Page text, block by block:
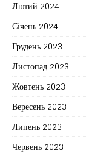
Лютий 2024
Січень 2024
Грудень 2023
Листопад 2023
Жовтень 2023
Вересень 2023
Липень 2023
Червень 2023